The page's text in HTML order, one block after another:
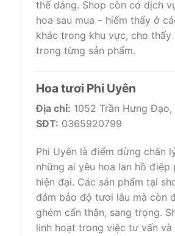
thế dáng. Shop còn có dịch
hoa sau mua – hiếm thấy ở
khác trong khu vực, cho thấy
trong từng sản phẩm.
Hoa tươi Phi Uyên
Địa chỉ: 1052 Trần Hưng Đạo,
SĐT: 0365920799
Phi Uyên là điểm dừng chân
những ai yêu hoa lan hồ điệp
hiện đại. Các sản phẩm tại
đảm bảo độ tươi lâu mà còn
ghém cẩn thận, sang trọng.
linh hoạt trong việc tư vấn và